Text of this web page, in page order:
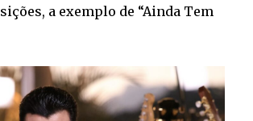
a exemplo de “Ainda Tem